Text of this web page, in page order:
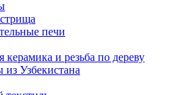
печи
керамика и резьба по дереву
Узбекистана